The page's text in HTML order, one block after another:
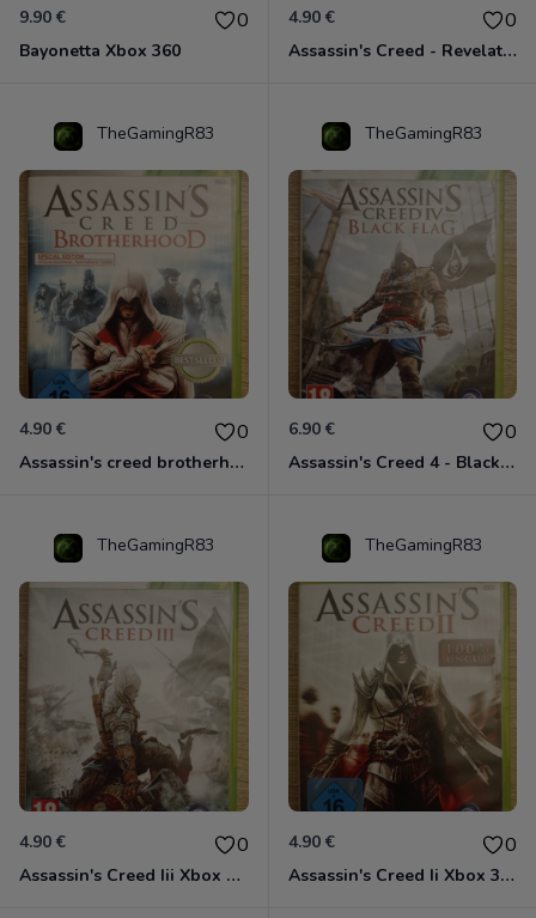
9.90 € 0
Bayonetta Xbox 360
4.90 € 0
Assassin's Creed - Revelations - Classics Edition Xbox 360
TheGamingR83
4.90 € 0
Assassin's creed brotherhood édition Special Xbox 360 classics
TheGamingR83
6.90 € 0
Assassin's Creed 4 - Black Flag - Edition Benelux Xbox 360
TheGamingR83
4.90 € 0
Assassin's Creed Iii Xbox 360
TheGamingR83
4.90 € 0
Assassin's Creed Ii Xbox 360